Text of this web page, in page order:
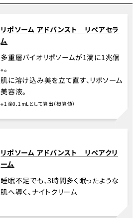
リポソーム アドバンスト リペアセラ
ム
多重層バイオリポソームが1滴に1兆個
※。
肌に溶け込み美を立て直す、リポソーム
美容液。
※1滴0.1mLとして算出（概算値）
リポソーム アドバンスト リペアクリ
ーム
睡眠不足でも、3時間多く眠ったような
肌へ導く、ナイトクリーム